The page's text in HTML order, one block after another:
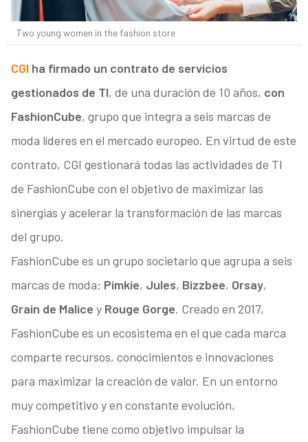
Two young women in the fashion store
CGI ha firmado un contrato de servicios
gestionados de TI, de una duración de 10 años, con
FashionCube, grupo que integra a seis marcas de
moda líderes en el mercado europeo. En virtud de este
contrato, CGI gestionará todas las actividades de TI
de FashionCube con el objetivo de maximizar las
sinergias y acelerar la transformación de las marcas
del grupo.
FashionCube es un grupo societario que agrupa a seis
marcas de moda: Pimkie, Jules, Bizzbee, Orsay,
Grain de Malice y Rouge Gorge. Creado en 2017,
FashionCube es un ecosistema en el que cada marca
comparte recursos, conocimientos e innovaciones
para maximizar la creación de valor. En un entorno
muy competitivo y en constante evolución,
FashionCube tiene como objetivo impulsar la